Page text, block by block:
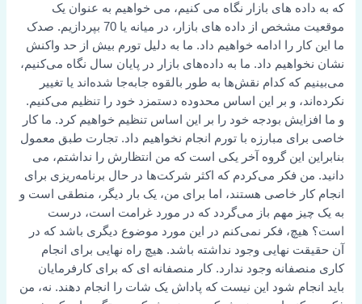
که به داده های بازار نگاه می کنیم، می خواهیم به عنوان یک
موقعیت مشخص از داده های بازار، در میانه یا 70 بپردازیم. صدک
ما این کار را ادامه خواهیم داد. ما به دلیل تورم بیش از حد واکنش
نشان نخواهیم داد. ما به داده‌های بازار در پایان سال نگاه می‌کنیم،
می‌بینیم که کدام نقش‌ها به طور بالقوه جابه‌جا شده‌اند یا تغییر
نکرده‌اند، و بر این اساس محدوده دستمزد خود را تنظیم می‌کنیم.
و ما افزایش بودجه خود را بر این اساس تنظیم خواهیم کرد. ما کار
خاصی برای مبارزه با تورم انجام نخواهیم داد. تجارت طبق معمول
بنابراین این گروه آخر یکی است که من انتظارش را نداشتم، می
دانید. من فکر می‌کردم که اکثر شرکت‌ها در حال برنامه‌ریزی برای
انجام کار خاصی هستند، اما برای من، یک بار دیگر، منطقی است و
به یک چیز مهم باز می‌گردد که در مورد غرامت است، درست
است؟ هیچ، فکر نمی‌کنم در این مورد موضوع دیگری باشد که در
آن حقیقت نهایی وجود نداشته باشد. هیچ راه نهایی برای انجام
کاری منصفانه وجود ندارد. کار منصفانه ای که برای کارفرمایان
باید انجام شود این نیست که پاداش یک شات را انجام دهند. نه، من